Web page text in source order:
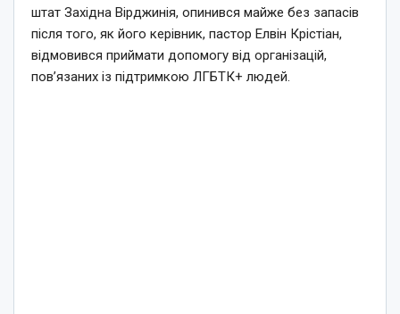
штат Західна Вірджинія, опинився майже без запасів
після того, як його керівник, пастор Елвін Крістіан,
відмовився приймати допомогу від організацій,
пов’язаних із підтримкою ЛГБТК+ людей.